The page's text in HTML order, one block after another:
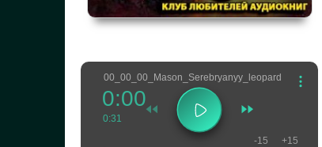
00_00_00_Mason_Serebryanyy_leopard
0:00
0:31
-15 +15